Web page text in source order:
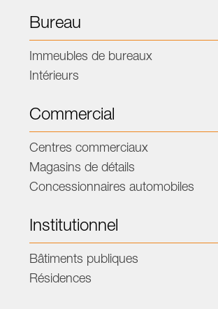
Bureau
Immeubles de bureaux
Intérieurs
Commercial
Centres commerciaux
Magasins de détails
Concessionnaires automobiles
Institutionnel
Bâtiments publiques
Résidences